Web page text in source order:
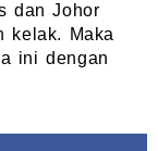
dan Johor
kelak. Maka
ini dengan